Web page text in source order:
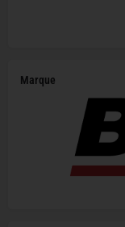
Marque